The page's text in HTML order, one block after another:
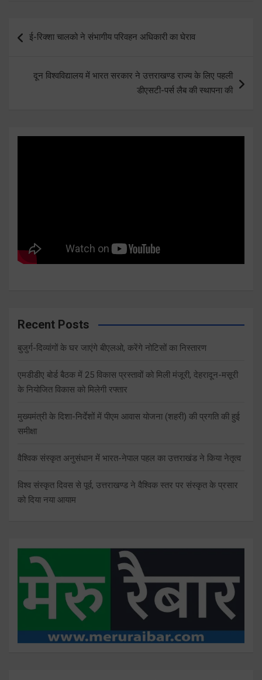
navigation
ई-रिक्शा चालको ने संभागीय परिवहन अधिकारी का घेराव
दून विश्वविद्यालय में भारत सरकार ने उत्तराखण्ड राज्य के लिए पहली
डीएसटी-पर्स लैब की स्थापना की
Recent Posts
बुजुर्ग-दिव्यांगों के घर जाएंगे बीएलओ, करेंगे नोटिसों का निस्तारण
एमडीडीए बोर्ड बैठक में 25 विकास प्रस्तावों को मिली मंजूरी, देहरादून-मसूरी
के नियोजित विकास को मिलेगी रफ्तार
मुख्यमंत्री के दिशा-निर्देशों में पीएम आवास योजना (शहरी) की प्रगति की हुई
समीक्षा
वैश्विक संस्कृत अनुसंधान में भारत-नेपाल पहल का उत्तराखंड ने किया नेतृत्व
विश्व संस्कृत दिवस से पूर्व, उत्तराखण्ड ने वैश्विक स्तर पर संस्कृत के प्रसार
को दिया नया आयाम